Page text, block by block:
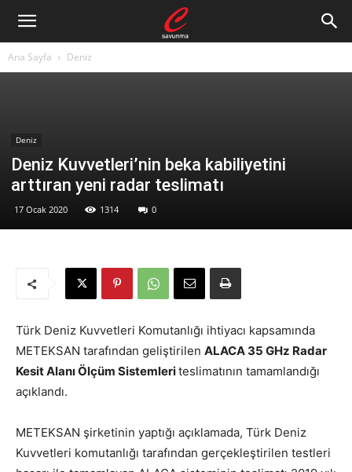
Ana Sayfa Deniz
Deniz
Deniz Kuvvetleri’nin beka kabiliyetini
arttıran yeni radar teslimatı
17 Ocak 2020 1314 0
Türk Deniz Kuvvetleri Komutanlığı ihtiyacı kapsamında
METEKSAN tarafından geliştirilen ALACA 35 GHz Radar
Kesit Alanı Ölçüm Sistemleriteslimatının tamamlandığı
açıklandı.
METEKSAN şirketinin yaptığı açıklamada, Türk Deniz
Kuvvetleri komutanlığı tarafından gerçekleştirilen testleri